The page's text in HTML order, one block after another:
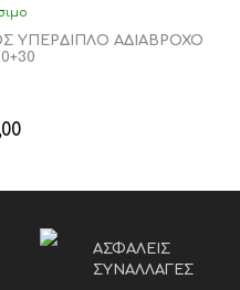
ΥΠΕΡΔΙΠΛΟ ΑΔΙΑΒΡΟΧΟ
ΑΣΦΑΛΕΙΣ
ΣΥΝΑΛΛΑΓΕΣ